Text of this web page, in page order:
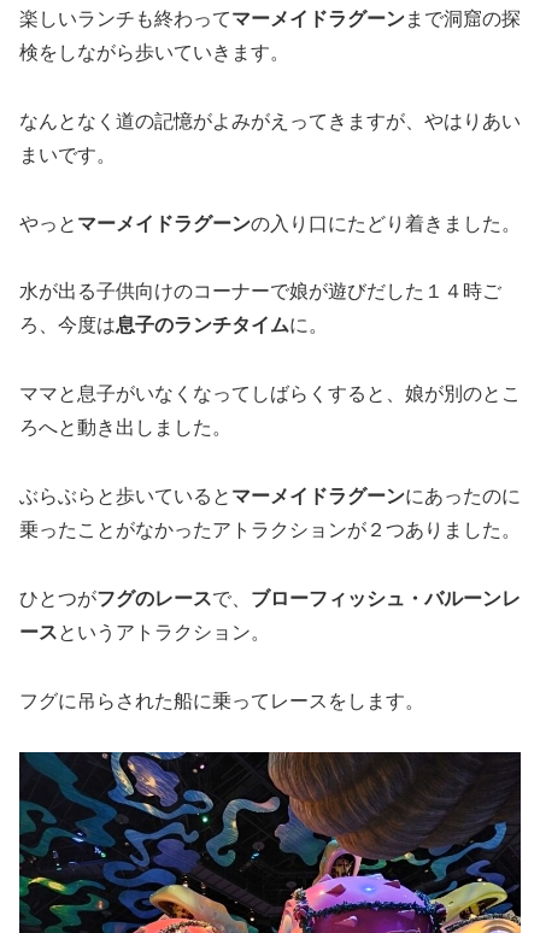
楽しいランチも終わってマーメイドラグーンまで洞窟の探
検をしながら歩いていきます。
なんとなく道の記憶がよみがえってきますが、やはりあい
まいです。
やっと マーメイドラグーンの入り口にたどり着きました。
水が出る子供向けのコーナーで娘が遊びだした１４時ご
ろ、今度は息子のランチタイムに。
ママと息子がいなくなってしばらくすると、娘が別のとこ
ろへと動き出しました。
ぶらぶらと歩いていると マーメイドラグーンにあったのに
乗ったことがなかったアトラクションが２つありました。
ひとつがフグのレースで、 ブローフィッシュ・バルーンレ
ースというアトラクション。
フグに吊らされた船に乗ってレースをします。